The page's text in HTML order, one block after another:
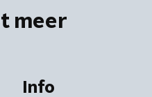
meer
Info